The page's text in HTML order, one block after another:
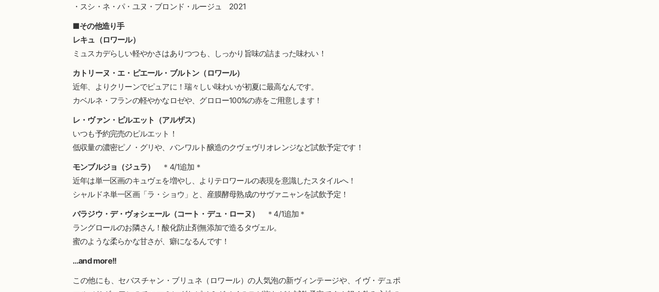
・スシ・ネ・パ・ユヌ・ブロンド・ルージュ 2021
■その他造り手
レキュ（ロワール）
ミュスカデらしい軽やかさはありつつも、しっかり旨味の詰まった味わい！
カトリーヌ・エ・ピエール・ブルトン（ロワール）
近年、よりクリーンでピュアに！瑞々しい味わいが初夏に最高なんです。
カベルネ・フランの軽やかなロゼや、グロロー100%の赤をご用意します！
レ・ヴァン・ピルエット（アルザス）
いつも予約完売のピルエット！
低収量の濃密ピノ・グリや、バンワルト醸造のクヴェヴリオレンジなど試飲予定です！
モンブルジョ（ジュラ）
＊4/1追加＊
近年は単一区画のキュヴェを増やし、よりテロワールの表現を意識したスタイルへ！
シャルドネ単一区画「ラ・ショウ」と、産膜酵母熟成のサヴァニャンを試飲予定！
バラジウ・デ・ヴォシェール（コート・デュ・ローヌ）
＊4/1追加＊
ラングロールのお隣さん！酸化防止剤無添加で造るタヴェル。
蜜のような柔らかな甘さが、癖になるんです！
…and more!!
この他にも、セバスチャン・ブリュネ（ロワール）の人気泡の新ヴィンテージや、イヴ・デュポ